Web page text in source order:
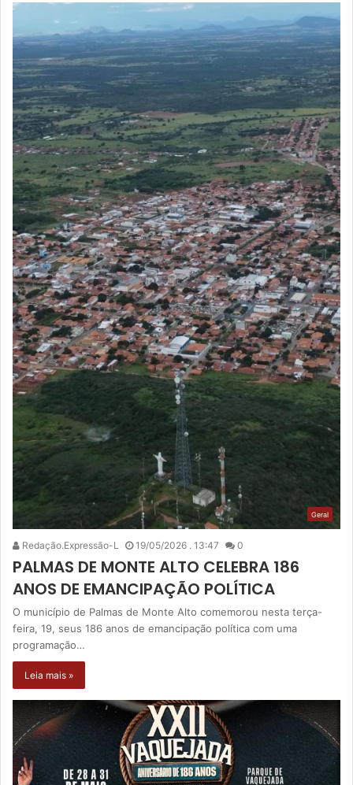
Geral
Redação.Expressão-L 19/05/2026 . 13:47 0
PALMAS DE MONTE ALTO CELEBRA 186
ANOS DE EMANCIPAÇÃO POLÍTICA
O município de Palmas de Monte Alto comemorou nesta terça-
feira, 19, seus 186 anos de emancipação política com uma
programação…
Leia mais »